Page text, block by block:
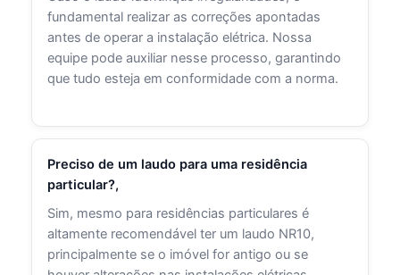
fundamental realizar as correções apontadas
antes de operar a instalação elétrica. Nossa
equipe pode auxiliar nesse processo, garantindo
que tudo esteja em conformidade com a norma.
Preciso de um laudo para uma residência
particular?,
Sim, mesmo para residências particulares é
altamente recomendável ter um laudo NR10,
principalmente se o imóvel for antigo ou se